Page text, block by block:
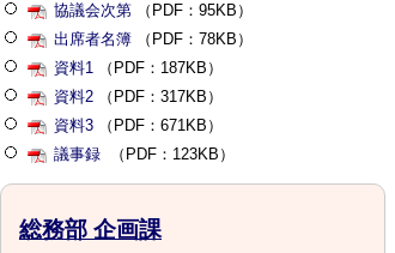
協議会次第
（PDF：95KB）
出席者名簿
（PDF：78KB）
資料1
（PDF：187KB）
資料2
（PDF：317KB）
資料3
（PDF：671KB）
議事録
（PDF：123KB）
総務部 企画課